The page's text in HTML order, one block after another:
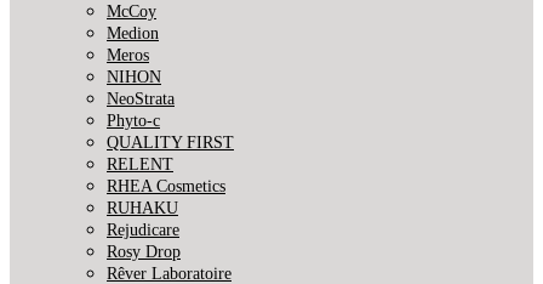
McCoy
Medion
Meros
NIHON
NeoStrata
Phyto-c
QUALITY FIRST
RELENT
RHEA Cosmetics
RUHAKU
Rejudicare
Rosy Drop
Rêver Laboratoire